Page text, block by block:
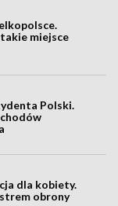
miejsce
Polski.
dla kobiety.
obrony